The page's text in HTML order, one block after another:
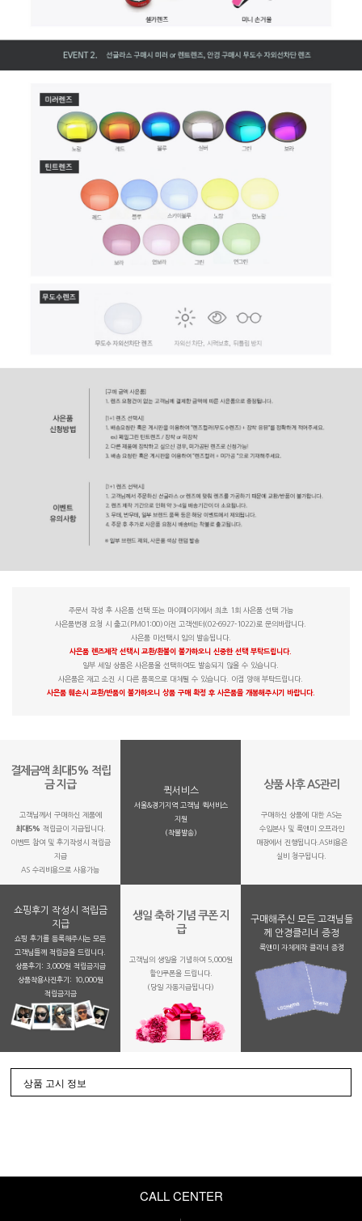
주문서 작성 후 사은품 선택 또는 마이페이지에서 최초 1회 사은품 선택 가능
사은품변경 요청 시 출고(PM01:00)이전 고객센터(02-6927-1022)로 문의바랍니다.
사은품 미선택시 임의 발송됩니다.
사은품 렌즈제작 선택시 교환/환불이 불가하오니 신중한 선택 부탁드립니다.
일부 세일 상품은 사은품을 선택하여도 발송되지 않을 수 있습니다.
사은품은 재고 소진 시 다른 품목으로 대체될 수 있습니다. 이점 양해 부탁드립니다.
사은품 훼손시 교환/반품이 불가하오니 상품 구매 확정 후 사은품을 개봉해주시기 바랍니다.
결제금액 최대5% 적립
금 지급
고객님께서 구매하신 제품에
최대5% 적립금이 지급됩니다.
이벤트 참여 및 후기작성시 적립금
지급
AS 수리비용으로 사용가능
퀵서비스
서울&경기지역 고객님 퀵서비스
지원
(착불발송)
상품 사후 AS관리
구매하신 상품에 대한 AS는
수입본사 및 룩앤미 오프라인
매장에서 진행됩니다.AS비용은
실비 청구됩니다.
쇼핑후기 작성시 적립금
지급
쇼핑 후기를 등록해주시는 모든
고객님들께 적립금을 드립니다.
상품후기: 3,000원 적립금지급
상품착용사진후기: 10,000원
적립금지금
생일 축하 기념 쿠폰 지
급
고객님의 생일을 기념하여 5,000원
할인쿠폰을 드립니다.
(당일 자동지급됩니다)
구매해주신 모든 고객님들
께 안경클리너 증정
룩앤미 자체제작 클리너 증정
상품 고시 정보
CALL CENTER